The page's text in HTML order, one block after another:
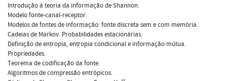
Introdução à teoria da informação de Shannon.
Modelo fonte-canal-receptor.
Modelos de fontes de informação: fonte discreta sem e com memória.
Cadeias de Markov. Probabilidades estacionárias.
Definição de entropia, entropia condicional e informação mútua.
Propriedades.
Teorema de codificação da fonte.
Algoritmos de compressão entrópicos.